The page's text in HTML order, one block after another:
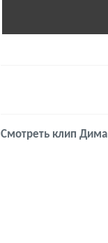
Смотреть клип Дима